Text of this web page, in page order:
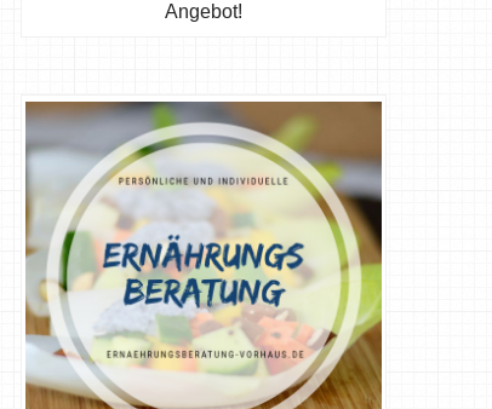
Angebot!